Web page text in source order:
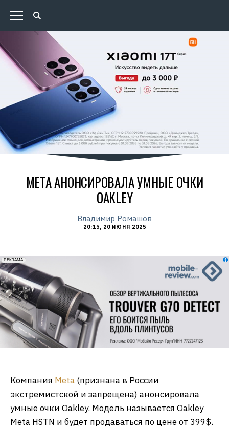
META АНОНСИРОВАЛА УМНЫЕ ОЧКИ
OAKLEY
Владимир Ромашов
20:15, 20 ИЮНЯ 2025
erid: 2VfnxxmNzs5
РЕКЛАМА
Компания Meta (признана в России
экстремистской и запрещена) анонсировала
умные очки Oakley. Модель называется Oakley
Meta HSTN и будет продаваться по цене от 399$.